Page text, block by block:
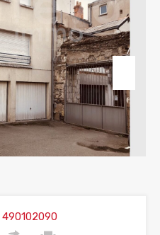
490102090